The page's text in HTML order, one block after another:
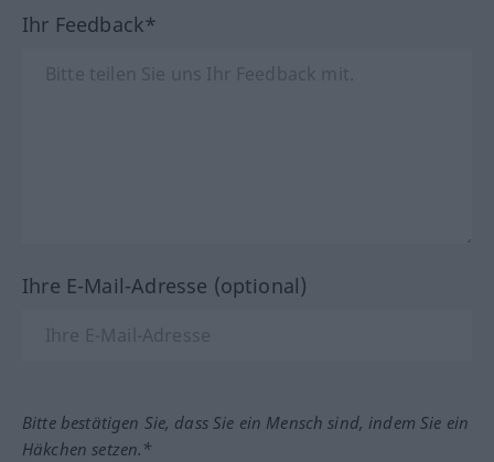
Ihr Feedback*
Ihre E-Mail-Adresse (optional)
Bitte bestätigen Sie, dass Sie ein Mensch sind, indem Sie ein
Häkchen setzen.*